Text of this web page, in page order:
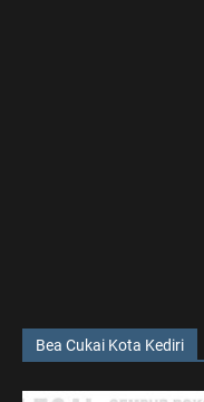
Bea Cukai Kota Kediri